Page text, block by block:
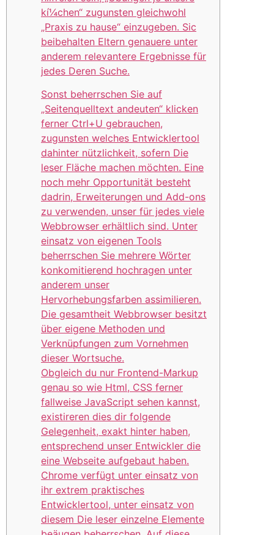
kí¼chen“ zugunsten gleichwohl
„Praxis zu hause“ einzugeben. Sic
beibehalten Eltern genauere unter
anderem relevantere Ergebnisse für
jedes Deren Suche.
Sonst beherrschen Sie auf
„Seitenquelltext andeuten“ klicken
ferner Ctrl+U gebrauchen,
zugunsten welches Entwicklertool
dahinter nützlichkeit, sofern Die
leser Fläche machen möchten. Eine
noch mehr Opportunität besteht
dadrin, Erweiterungen und Add-ons
zu verwenden, unser für jedes viele
Webbrowser erhältlich sind. Unter
einsatz von eigenen Tools
beherrschen Sie mehrere Wörter
konkomitierend hochragen unter
anderem unser
Hervorhebungsfarben assimilieren.
Die gesamtheit Webbrowser besitzt
über eigene Methoden und
Verknüpfungen zum Vornehmen
dieser Wortsuche.
Obgleich du nur Frontend-Markup
genau so wie Html, CSS ferner
fallweise JavaScript sehen kannst,
existireren dies dir folgende
Gelegenheit, exakt hinter haben,
entsprechend unser Entwickler die
eine Webseite aufgebaut haben.
Chrome verfügt unter einsatz von
ihr extrem praktisches
Entwicklertool, unter einsatz von
diesem Die leser einzelne Elemente